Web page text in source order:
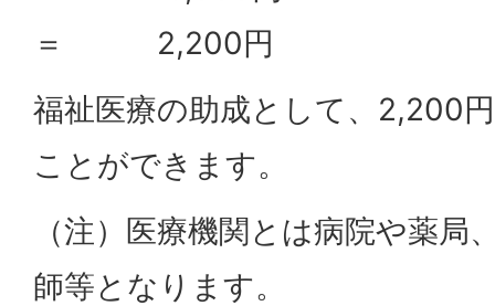
＝ 2,200円
福祉医療の助成として、2,200
ことができます。
（注）医療機関とは病院や薬局
師等となります。